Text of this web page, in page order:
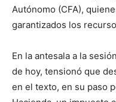
Autónomo (CFA),
garantizados los
En la antesala a la
de hoy, tensionó que
en el texto, en su paso